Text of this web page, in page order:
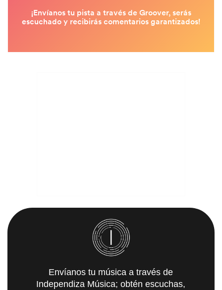
Envíanos tu música a través de
Independiza Música; obtén escuchas,